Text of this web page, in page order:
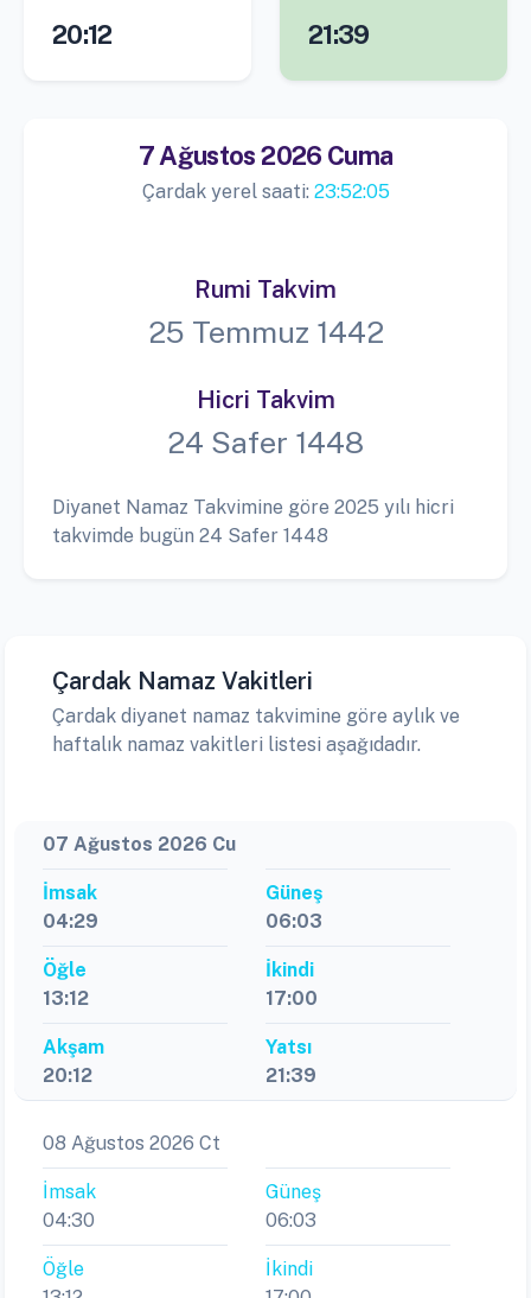
20:12 21:39
7 Ağustos 2026 Cuma
Çardak yerel saati: 23:52:05
Rumi Takvim
25 Temmuz 1442
Hicri Takvim
24 Safer 1448
Diyanet Namaz Takvimine göre 2025 yılı hicri
takvimde bugün 24 Safer 1448
Çardak Namaz Vakitleri
Çardak diyanet namaz takvimine göre aylık ve
haftalık namaz vakitleri listesi aşağıdadır.
07 Ağustos 2026 Cu
İmsak
04:29
Güneş
06:03
Öğle
13:12
İkindi
17:00
Akşam
20:12
Yatsı
21:39
08 Ağustos 2026 Ct
İmsak
04:30
Güneş
06:03
Öğle
İkindi